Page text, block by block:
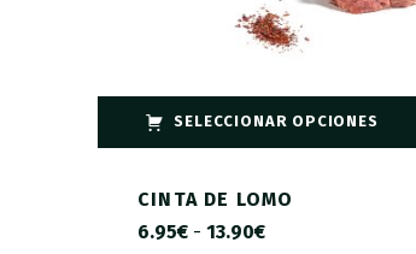
SELECCIONAR OPCIONES
CINTA DE LOMO
6.95€ - 13.90€